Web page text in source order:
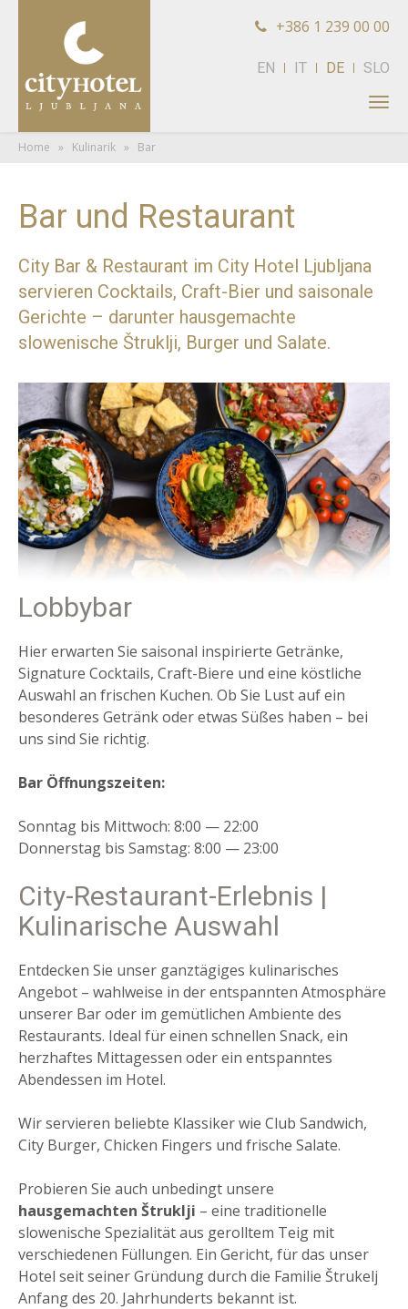
+386 1 239 00 00
EN IT DE SLO
Home » Kulinarik » Bar
Bar und Restaurant
City Bar & Restaurant im City Hotel Ljubljana
servieren Cocktails, Craft-Bier und saisonale
Gerichte – darunter hausgemachte
slowenische Štruklji, Burger und Salate.
Lobbybar
Hier erwarten Sie saisonal inspirierte Getränke,
Signature Cocktails, Craft-Biere und eine köstliche
Auswahl an frischen Kuchen. Ob Sie Lust auf ein
besonderes Getränk oder etwas Süßes haben – bei
uns sind Sie richtig.
Bar Öffnungszeiten:
Sonntag bis Mittwoch: 8:00 — 22:00
Donnerstag bis Samstag: 8:00 — 23:00
City-Restaurant-Erlebnis |
Kulinarische Auswahl
Entdecken Sie unser ganztägiges kulinarisches
Angebot – wahlweise in der entspannten Atmosphäre
unserer Bar oder im gemütlichen Ambiente des
Restaurants. Ideal für einen schnellen Snack, ein
herzhaftes Mittagessen oder ein entspanntes
Abendessen im Hotel.
Wir servieren beliebte Klassiker wie Club Sandwich,
City Burger, Chicken Fingers und frische Salate.
Probieren Sie auch unbedingt unsere
hausgemachten Štruklji – eine traditionelle
slowenische Spezialität aus gerolltem Teig mit
verschiedenen Füllungen. Ein Gericht, für das unser
Hotel seit seiner Gründung durch die Familie Štrukelj
Anfang des 20. Jahrhunderts bekannt ist.